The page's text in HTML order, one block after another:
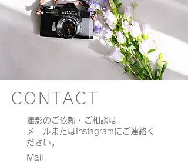
CONTACT
撮影のご依頼・ご相談は
メールまたはInstagramにご連絡く
ださい。​
Mail